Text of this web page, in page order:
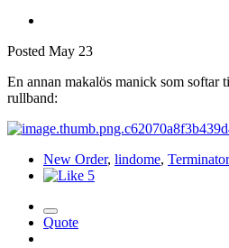
Posted May 23
En annan makalös manick som softar
rullband:
New Order, lindome, Terminator
5
Quote